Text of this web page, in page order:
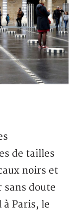
de tailles
noirs et
sans doute
Paris, le